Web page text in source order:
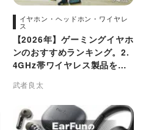
イヤホン・ヘッドホン・ワイヤレ
ス
【2026年】ゲーミングイヤホ
ンのおすすめランキング。2.
4GHz帯ワイヤレス製品を徹
武者良太